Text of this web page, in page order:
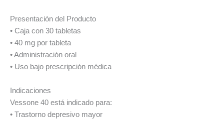
Presentación del Producto
• Caja con 30 tabletas
• 40 mg por tableta
• Administración oral
• Uso bajo prescripción médica
Indicaciones
Vessone 40 está indicado para:
• Trastorno depresivo mayor